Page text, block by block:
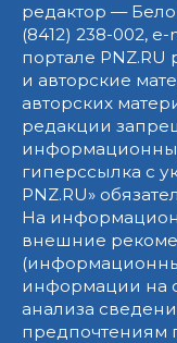
редактор —
(8412) 238-002,
портале
и авторские
авторских
редакции
гиперссылка с
PNZ.RU»
На
внешние
информации на
анализа
предпочтениям